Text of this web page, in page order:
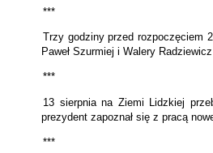
***
Trzy godziny przed rozpoczęciem
Paweł Szurmiej i Walery
***
13 sierpnia na Ziemi Lidzkiej
prezydent zapoznał się z pracą
***